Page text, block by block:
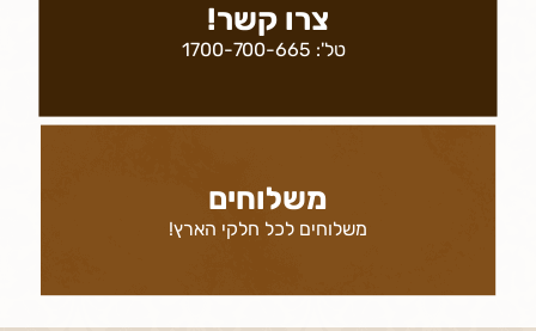
צרו קשר!
טל': 1700-700-665
משלוחים
משלוחים לכל חלקי הארץ!